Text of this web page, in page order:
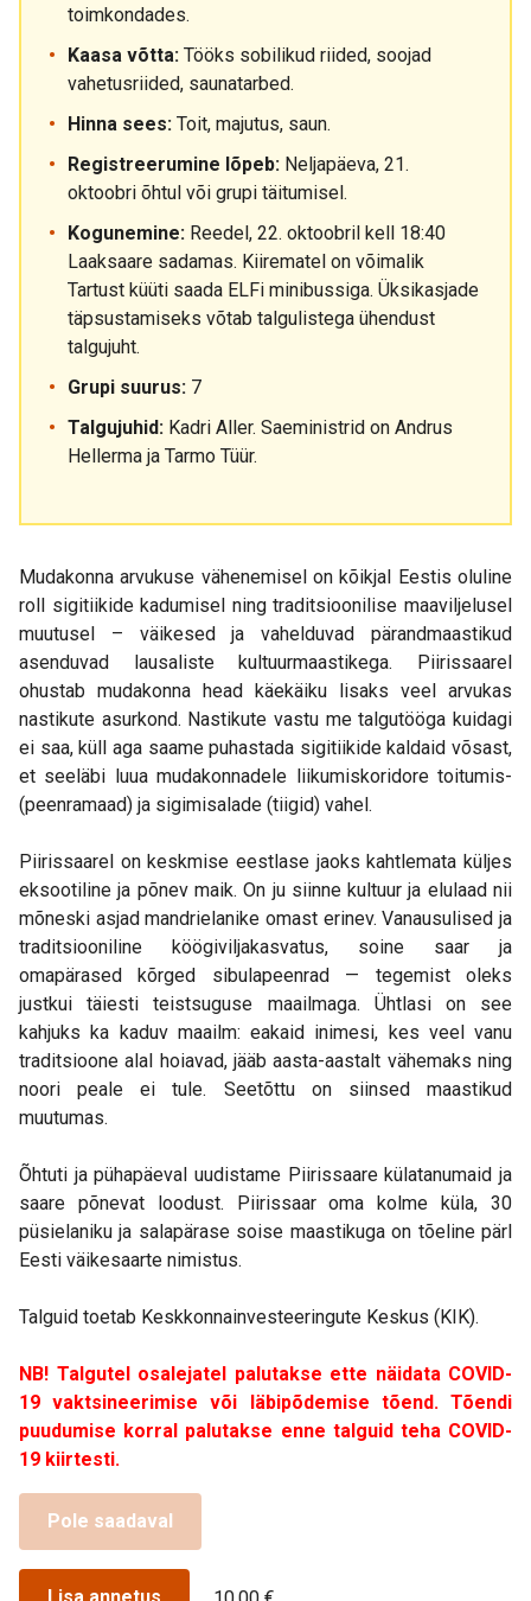
toimkondades.
Kaasa võtta: Tööks sobilikud riided, soojad
vahetusriided, saunatarbed.
Hinna sees: Toit, majutus, saun.
Registreerumine lõpeb: Neljapäeva, 21.
oktoobri õhtul või grupi täitumisel.
Kogunemine: Reedel, 22. oktoobril kell 18:40
Laaksaare sadamas. Kiirematel on võimalik
Tartust küüti saada ELFi minibussiga. Üksikasjade
täpsustamiseks võtab talgulistega ühendust
talgujuht.
Grupi suurus: 7
Talgujuhid: Kadri Aller. Saeministrid on Andrus
Hellerma ja Tarmo Tüür.
Mudakonna arvukuse vähenemisel on kõikjal Eestis oluline
roll sigitiikide kadumisel ning traditsioonilise maaviljelusel
muutusel – väikesed ja vahelduvad pärandmaastikud
asenduvad lausaliste kultuurmaastikega. Piirissaarel
ohustab mudakonna head käekäiku lisaks veel arvukas
nastikute asurkond. Nastikute vastu me talgutööga kuidagi
ei saa, küll aga saame puhastada sigitiikide kaldaid võsast,
et seeläbi luua mudakonnadele liikumiskoridore toitumis-
(peenramaad) ja sigimisalade (tiigid) vahel.
Piirissaarel on keskmise eestlase jaoks kahtlemata küljes
eksootiline ja põnev maik. On ju siinne kultuur ja elulaad nii
mõneski asjad mandrielanike omast erinev. Vanausulised ja
traditsiooniline köögiviljakasvatus, soine saar ja
omapärased kõrged sibulapeenrad — tegemist oleks
justkui täiesti teistsuguse maailmaga. Ühtlasi on see
kahjuks ka kaduv maailm: eakaid inimesi, kes veel vanu
traditsioone alal hoiavad, jääb aasta-aastalt vähemaks ning
noori peale ei tule. Seetõttu on siinsed maastikud
muutumas.
Õhtuti ja pühapäeval uudistame Piirissaare külatanumaid ja
saare põnevat loodust. Piirissaar oma kolme küla, 30
püsielaniku ja salapärase soise maastikuga on tõeline pärl
Eesti väikesaarte nimistus.
Talguid toetab Keskkonnainvesteeringute Keskus (KIK).
NB! Talgutel osalejatel palutakse ette näidata COVID-
19 vaktsineerimise või läbipõdemise tõend. Tõendi
puudumise korral palutakse enne talguid teha COVID-
19 kiirtesti.
Pole saadaval